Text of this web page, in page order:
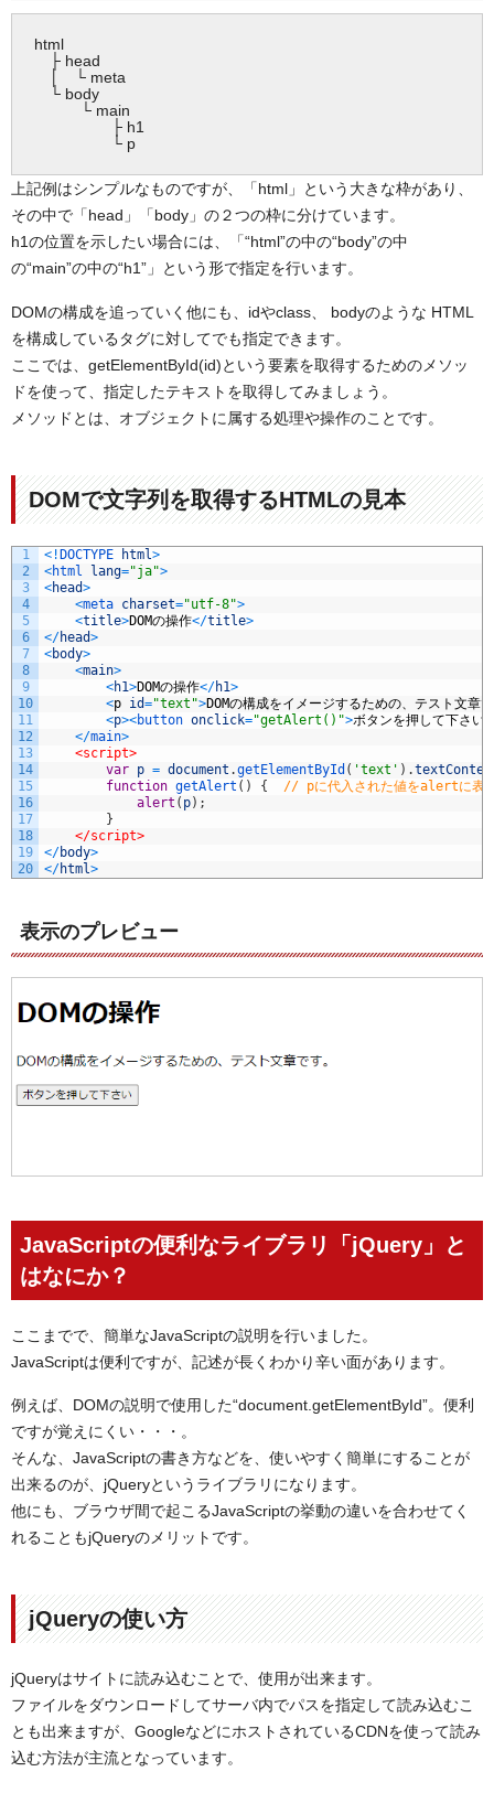
html
├ head
│ └ meta
└ body
└ main
├ h1
└ p
上記例はシンプルなものですが、「html」という大きな枠があり、
その中で「head」「body」の２つの枠に分けています。
h1の位置を示したい場合には、「“html”の中の“body”の中
の“main”の中の“h1”」という形で指定を行います。
DOMの構成を追っていく他にも、idやclass、 bodyのような HTML
を構成しているタグに対してでも指定できます。
ここでは、getElementById(id)という要素を取得するためのメソッ
ドを使って、指定したテキストを取得してみましょう。
メソッドとは、オブジェクトに属する処理や操作のことです。
DOMで文字列を取得するHTMLの見本
1
2
3
4
5
6
7
8
9
10
11
12
13
14
15
16
17
18
19
20
< !DOCTYPE html>
<html lang="ja">
<head>
<meta charset="utf-8">
<title>DOMの操作</title>
</head>
<body>
<main>
<h1>DOMの操作</h1>
<p id="text">DOMの構成をイメージするための、テスト文章
<p><button onclick="getAlert()">ボタンを押して下さい
</main>
<script>
var p = document .getElementById ( 'text' ) .
function getAlert ( ) {
// pに代入された値をalertに表
alert ( p) ;
}
</script>
</body>
</html>
表示のプレビュー
JavaScriptの便利なライブラリ「jQuery」と
はなにか？
ここまでで、簡単なJavaScriptの説明を行いました。
JavaScriptは便利ですが、記述が長くわかり辛い面があります。
例えば、DOMの説明で使用した“document.getElementById”。便利
ですが覚えにくい・・・。
そんな、JavaScriptの書き方などを、使いやすく簡単にすることが
出来るのが、jQueryというライブラリになります。
他にも、ブラウザ間で起こるJavaScriptの挙動の違いを合わせてく
れることもjQueryのメリットです。
jQueryの使い方
jQueryはサイトに読み込むことで、使用が出来ます。
ファイルをダウンロードしてサーバ内でパスを指定して読み込むこ
とも出来ますが、GoogleなどにホストされているCDNを使って読み
込む方法が主流となっています。